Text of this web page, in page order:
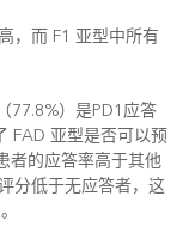
，而 F1 亚型中所有
77.8%）是PD1应答
FAD 亚型是否可以预
者的应答率高于其他
分低于无应答者，这